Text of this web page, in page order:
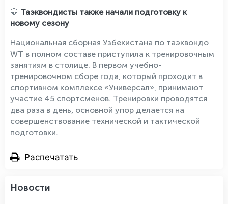
🥋 Таэквондисты также начали подготовку к
новому сезону
Национальная сборная Узбекистана по таэквондо
WT в полном составе приступила к тренировочным
занятиям в столице. В первом учебно-
тренировочном сборе года, который проходит в
спортивном комплексе «Универсал», принимают
участие 45 спортсменов. Тренировки проводятся
два раза в день, основной упор делается на
совершенствование технической и тактической
подготовки.
Распечатать
Новости